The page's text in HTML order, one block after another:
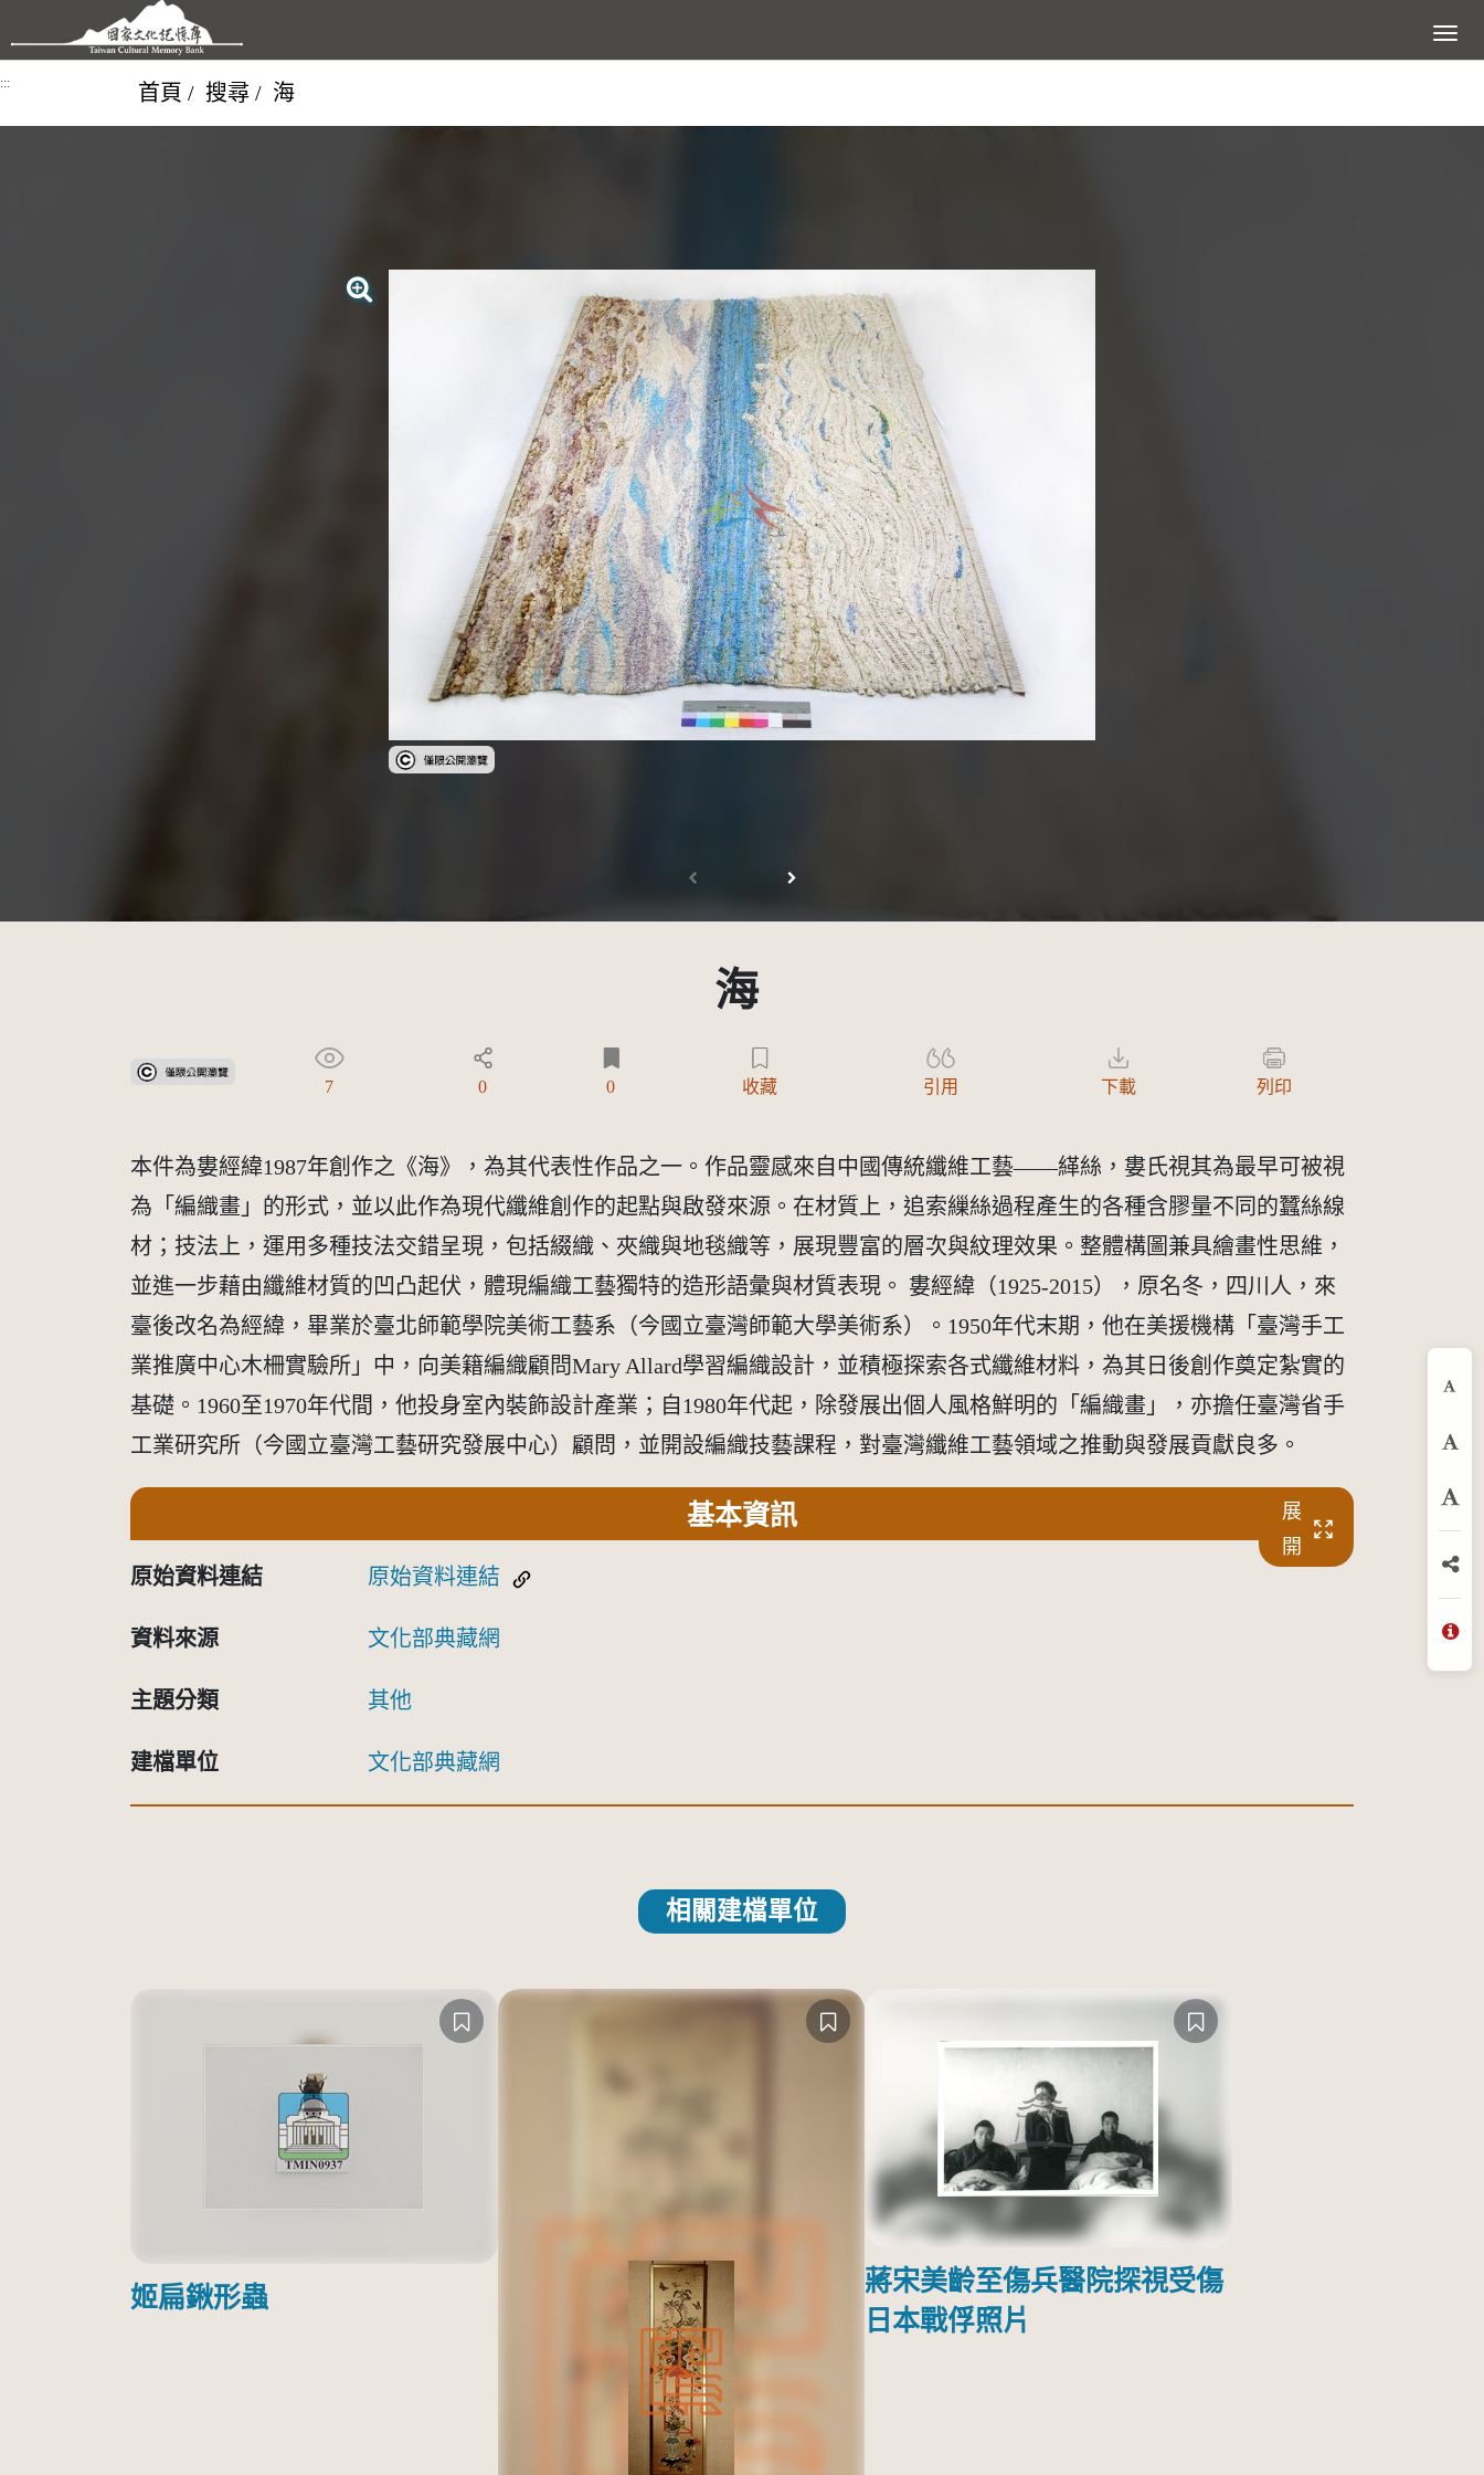
跳到主要內容區塊 展開選
::: 首頁 搜尋 海
受著作權法保護-僅限於本平台有限度公開瀏覽
海
受著作權法保護-僅限於本平台有限度公開瀏覽
7 0 0 收藏 引用 下載 列印
本件為婁經緯1987年創作之《海》，為其代表性作品之一。作品靈感來自中國傳統纖維工藝——緙絲，婁氏視其為最早可被視
為「編織畫」的形式，並以此作為現代纖維創作的起點與啟發來源。在材質上，追索繅絲過程產生的各種含膠量不同的蠶絲線
材；技法上，運用多種技法交錯呈現，包括綴織、夾織與地毯織等，展現豐富的層次與紋理效果。整體構圖兼具繪畫性思維，
並進一步藉由纖維材質的凹凸起伏，體現編織工藝獨特的造形語彙與材質表現。 婁經緯（1925-2015），原名冬，四川人，來
臺後改名為經緯，畢業於臺北師範學院美術工藝系（今國立臺灣師範大學美術系）。1950年代末期，他在美援機構「臺灣手工
業推廣中心木柵實驗所」中，向美籍編織顧問Mary Allard學習編織設計，並積極探索各式纖維材料，為其日後創作奠定紮實的
基礎。1960至1970年代間，他投身室內裝飾設計產業；自1980年代起，除發展出個人風格鮮明的「編織畫」，亦擔任臺灣省手
工業研究所（今國立臺灣工藝研究發展中心）顧問，並開設編織技藝課程，對臺灣纖維工藝領域之推動與發展貢獻良多。
基本資訊
展
開
原始資料連結 原始資料連結
資料來源 文化部典藏網
主題分類 其他
建檔單位 文化部典藏網
相關建檔單位
姬扁鍬形蟲
蔣宋美齡至傷兵醫院探視受傷
日本戰俘照片
放
分